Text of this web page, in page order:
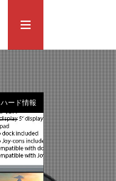
ハード情報